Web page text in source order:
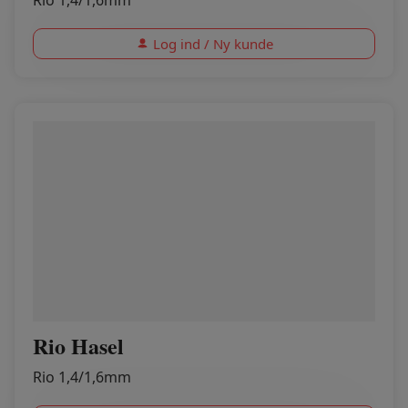
Log ind / Ny kunde
Rio Hasel
Rio 1,4/1,6mm